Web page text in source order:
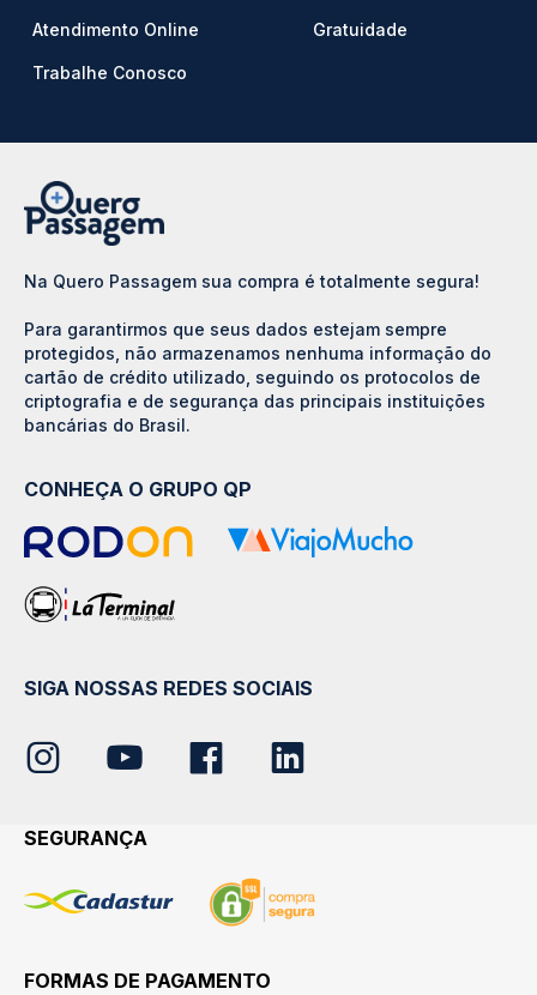
Atendimento Online
Trabalhe Conosco
Gratuidade
Na Quero Passagem sua compra é totalmente segura!
Para garantirmos que seus dados estejam sempre
protegidos, não armazenamos nenhuma informação do
cartão de crédito utilizado, seguindo os protocolos de
criptografia e de segurança das principais instituições
bancárias do Brasil.
CONHEÇA O GRUPO QP
SIGA NOSSAS REDES SOCIAIS
SEGURANÇA
FORMAS DE PAGAMENTO